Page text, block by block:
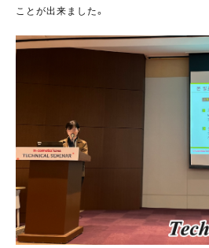
ことが出来ました。